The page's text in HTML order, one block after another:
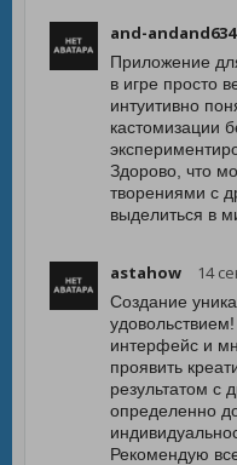
and-andand634
Приложение
в игре просто
интуитивно
кастомизации
Здорово, что
творениями с
выделиться в
astahow 14
Создание
интерфейс и
проявить
результатом с
определенно
Рекомендую